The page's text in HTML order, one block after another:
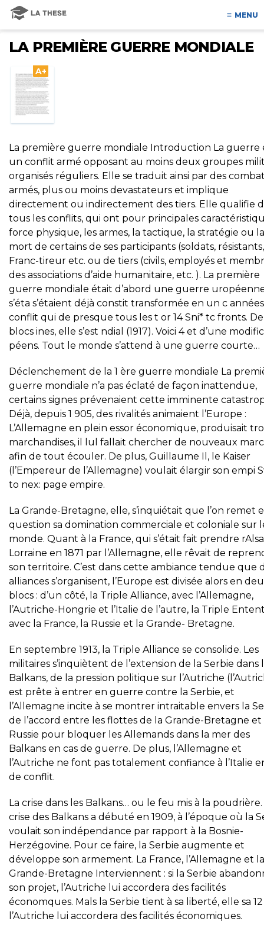
MENU
LA PREMIÈRE GUERRE MONDIALE
A+
La première guerre mondiale Introduction La guerre
un conflit armé opposant au moins deux groupes
organisés réguliers. Elle se traduit ainsi par des
armés, plus ou moins devastateurs et implique
directement ou indirectement des tiers. Elle qualifie
tous les conflits, qui ont pour principales
force physique, les armes, la tactique, la stratégie ou la
mort de certains de ses participants (soldats, résistants,
Franc-tireur etc. ou de tiers (civils, employés et
des associations d’aide humanitaire, etc. ). La première
guerre mondiale était d’abord une guerre
s’éta s’étaient déjà constit transformée en un c
conflit qui de presque tous les t or 14 Sni* tc fronts.
blocs ines, elle s’est ndial (1917). Voici 4 et d’une
péens. Tout le monde s’attend à une guerre courte…
Déclenchement de la 1 ère guerre mondiale La
guerre mondiale n’a pas éclaté de façon inattendue,
certains signes prévenaient cette imminente
Déjà, depuis 1 905, des rivalités animaient l’Europe :
L’Allemagne en plein essor économique, produisait
marchandises, il lul fallait chercher de nouveaux
afin de tout écouler. De plus, Guillaume Il, le Kaiser
(l’Empereur de l’Allemagne) voulait élargir son empi
to nex: page empire.
La Grande-Bretagne, elle, s’inquiétait que l’on remet
question sa domination commerciale et coloniale sur
monde. Quant à la France, qui s’était fait prendre
Lorraine en 1871 par l’Allemagne, elle rêvait de
son territoire. C’est dans cette ambiance tendue que
alliances s’organisent, l’Europe est divisée alors en
blocs : d’un côté, la Triple Alliance, avec l’Allemagne,
l’Autriche-Hongrie et l’Italie de l’autre, la Triple
avec la France, la Russie et la Grande- Bretagne.
En septembre 1913, la Triple Alliance se consolide. Les
militaires s’inquiètent de l’extension de la Serbie dans
Balkans, de la pression politique sur l’Autriche
est prête à entrer en guerre contre la Serbie, et
l’Allemagne incite à se montrer intraitable envers la
de l’accord entre les flottes de la Grande-Bretagne et
Russie pour bloquer les Allemands dans la mer des
Balkans en cas de guerre. De plus, l’Allemagne et
l’Autriche ne font pas totalement confiance à l’Italie
de conflit.
La crise dans les Balkans… ou le feu mis à la poudrière.
crise des Balkans a débuté en 1909, à l’époque où la
voulait son indépendance par rapport à la Bosnie-
Herzégovine. Pour ce faire, la Serbie augmente et
développe son armement. La France, l’Allemagne et la
Grande-Bretagne Interviennent : si la Serbie
son projet, l’Autriche lui accordera des facilités
économques. Mals la Serbie tient à sa liberté, elle sa 12
l’Autriche lui accordera des facilités économiques.